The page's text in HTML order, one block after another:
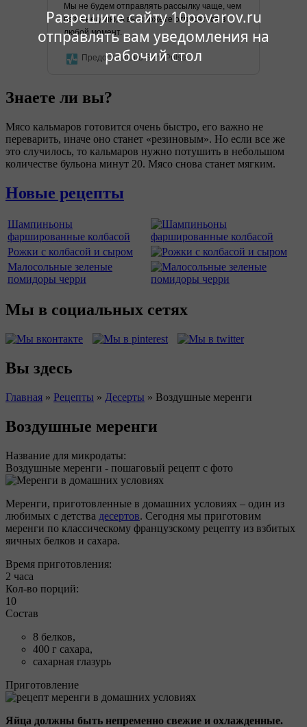
Разрешите сайту 10povarov.ru
отправлять вам уведомления на
рабочий стол
Мы не будем отправлять рассылку чаще, чем
раз в неделю, а вы сможете отписаться в
любой момент.
Предоставлено SendPulse
Знаете ли вы?
Мясо кальмаров готовится очень быстро, его важно не
переварить, иначе оно станет «резиновым». Но если все же
это случилось, то кальмаров нужно потушить в небольшом
количестве бульона минут 20. Мясо снова станет мягким.
Новые рецепты
Шампиньоны
фаршированные колбасой
Рожки с колбасой и сыром
Малосольные зеленые
помидоры черри
Мы в социальных сетях
Вы здесь
Главная » Рецепты » Десерты » Воздушные меренги
Воздушные меренги
Название для микродаты:
Воздушные меренги - пошаговый рецепт с фото
Меренги, приготовленные в домашних условиях – один из
любимых с детства десертов. Сегодня мы приготовим
меренги по классическому французскому рецепту из взбитых
яичных белков и сахара.
Время приготовления:
2 часа
Кол-во порций:
10
Состав
8 белков,
400 г сахара,
сахарная глазурь
Приготовление
Яйца должны быть непременно свежие и охлажденные.